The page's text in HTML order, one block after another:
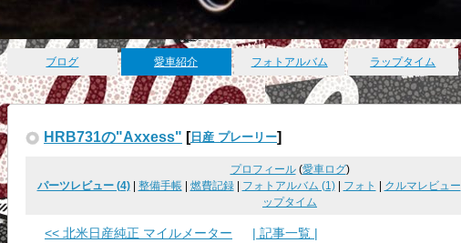
ブログ 愛車紹介 フォトアルバム ラップタイム
HRB731の"Axxess" [ 日産 プレーリー]
プロフィール(愛車ログ)
パーツレビュー (4)| 整備手帳| 燃費記録| フォトアルバム (1)| フォト クルマレビュー
ップタイム
<< 北米日産純正 マイルメーター | 記事一覧 |